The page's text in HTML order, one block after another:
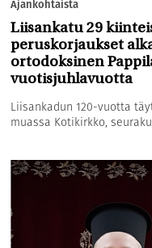
Ajankohtaista
Liisankatu 29
peruskorjaukset
ortodoksinen
vuotisjuhlavuotta
Liisankadun 120-vuotta
muassa Kotikirkko,